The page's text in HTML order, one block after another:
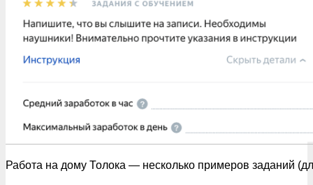
Работа на дому Толока — несколько примеров заданий